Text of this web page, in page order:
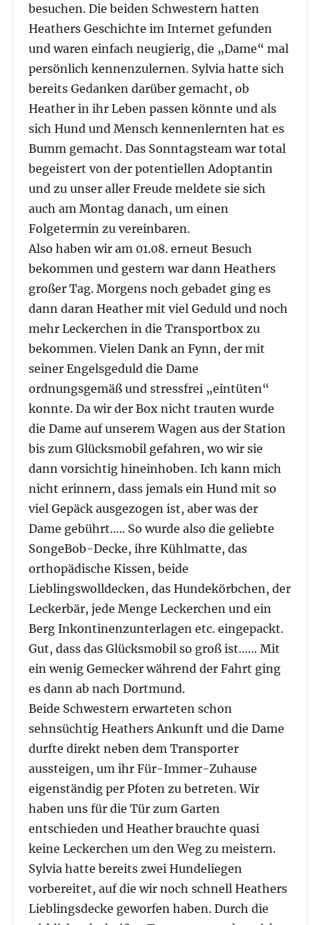
besuchen. Die beiden Schwestern hatten
Heathers Geschichte im Internet gefunden
und waren einfach neugierig, die „Dame“ mal
persönlich kennenzulernen. Sylvia hatte sich
bereits Gedanken darüber gemacht, ob
Heather in ihr Leben passen könnte und als
sich Hund und Mensch kennenlernten hat es
Bumm gemacht. Das Sonntagsteam war total
begeistert von der potentiellen Adoptantin
und zu unser aller Freude meldete sie sich
auch am Montag danach, um einen
Folgetermin zu vereinbaren.
Also haben wir am 01.08. erneut Besuch
bekommen und gestern war dann Heathers
großer Tag. Morgens noch gebadet ging es
dann daran Heather mit viel Geduld und noch
mehr Leckerchen in die Transportbox zu
bekommen. Vielen Dank an Fynn, der mit
seiner Engelsgeduld die Dame
ordnungsgemäß und stressfrei „eintüten“
konnte. Da wir der Box nicht trauten wurde
die Dame auf unserem Wagen aus der Station
bis zum Glücksmobil gefahren, wo wir sie
dann vorsichtig hineinhoben. Ich kann mich
nicht erinnern, dass jemals ein Hund mit so
viel Gepäck ausgezogen ist, aber was der
Dame gebührt….. So wurde also die geliebte
SongeBob-Decke, ihre Kühlmatte, das
orthopädische Kissen, beide
Lieblingswolldecken, das Hundekörbchen, der
Leckerbär, jede Menge Leckerchen und ein
Berg Inkontinenzunterlagen etc. eingepackt.
Gut, dass das Glücksmobil so groß ist…… Mit
ein wenig Gemecker während der Fahrt ging
es dann ab nach Dortmund.
Beide Schwestern erwarteten schon
sehnsüchtig Heathers Ankunft und die Dame
durfte direkt neben dem Transporter
aussteigen, um ihr Für-Immer-Zuhause
eigenständig per Pfoten zu betreten. Wir
haben uns für die Tür zum Garten
entschieden und Heather brauchte quasi
keine Leckerchen um den Weg zu meistern.
Sylvia hatte bereits zwei Hundeliegen
vorbereitet, auf die wir noch schnell Heathers
Lieblingsdecke geworfen haben. Durch die